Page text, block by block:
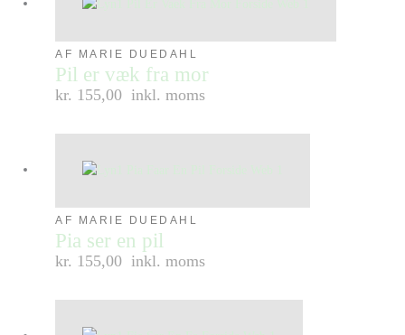
AF MARIE DUEDAHL
Pil er væk fra mor
kr. 155,00 inkl. moms
AF MARIE DUEDAHL
Pia ser en pil
kr. 155,00 inkl. moms